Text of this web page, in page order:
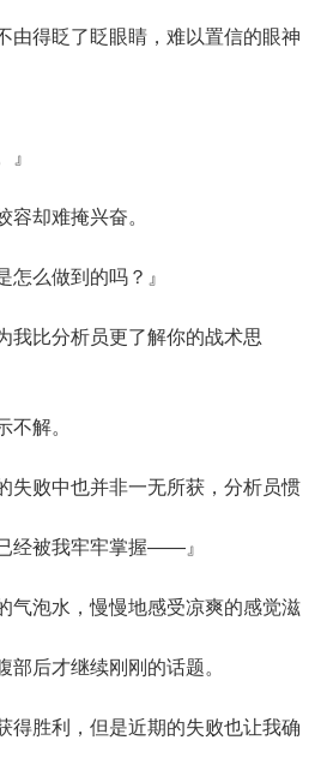
得眨了眨眼睛，难以置信的眼神
却难掩兴奋。
么做到的吗？』
比分析员更了解你的战术思
解。
败中也并非一无所获，分析员惯
经被我牢牢掌握——』
泡水，慢慢地感受凉爽的感觉滋
部后才继续刚刚的话题。
胜利，但是近期的失败也让我确